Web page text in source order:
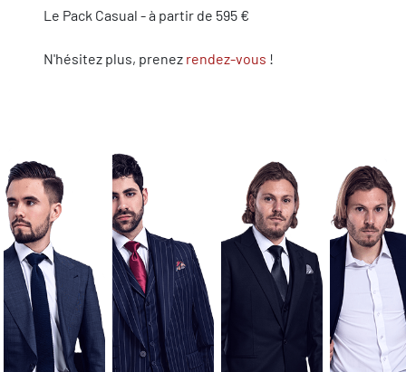
Le Pack Casual - à partir de 595 €
N'hésitez plus, prenez rendez-vous !